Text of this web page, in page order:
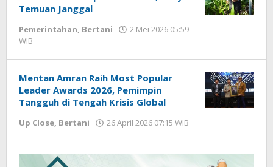
Temuan Janggal
Pemerintahan, Bertani
2 Mei 2026 05:59
WIB
Mentan Amran Raih Most Popular
Leader Awards 2026, Pemimpin
Tangguh di Tengah Krisis Global
Up Close, Bertani 26 April 2026 07:15 WIB